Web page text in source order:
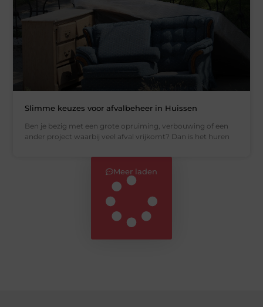
Slimme keuzes voor afvalbeheer in Huissen
Ben je bezig met een grote opruiming, verbouwing of een
ander project waarbij veel afval vrijkomt? Dan is het huren
Meer laden